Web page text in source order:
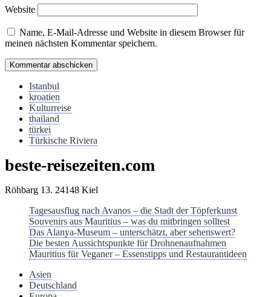
Website
Name, E-Mail-Adresse und Website in diesem Browser für
meinen nächsten Kommentar speichern.
Istanbul
kroatien
Kulturreise
thailand
türkei
Türkische Riviera
beste-reisezeiten.com
Röhbarg 13. 24148 Kiel
Tagesausflug nach Avanos – die Stadt der Töpferkunst
Souvenirs aus Mauritius – was du mitbringen solltest
Das Alanya-Museum – unterschätzt, aber sehenswert?
Die besten Aussichtspunkte für Drohnenaufnahmen
Mauritius für Veganer – Essenstipps und Restaurantideen
Asien
Deutschland